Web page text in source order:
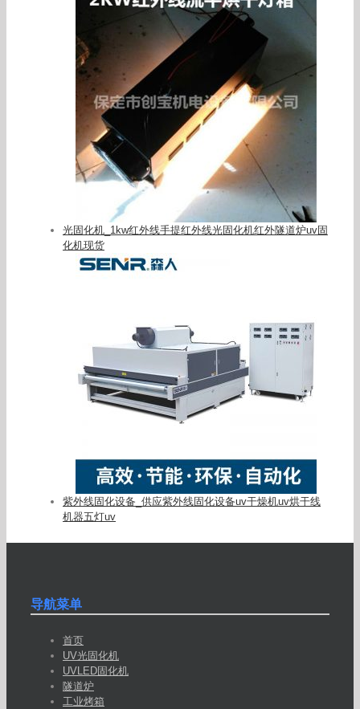
光固化机_1kw红外线手提红外线光固化机红外隧道炉uv固
化机现货
紫外线固化设备_供应紫外线固化设备uv干燥机uv烘干线
机器五灯uv
导航菜单
首页
UV光固化机
UVLED固化机
隧道炉
工业烤箱